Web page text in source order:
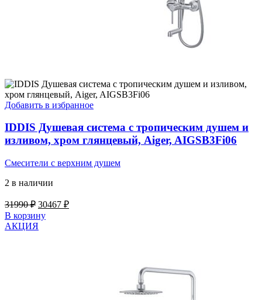
Добавить в избранное
IDDIS Душевая система с тропическим душем и
изливом, хром глянцевый, Aiger, AIGSB3Fi06
Смесители с верхним душем
2 в наличии
31990₽ Первоначальная
цена
составляла
30467 ₽Текущая
В корзину
АКЦИЯ